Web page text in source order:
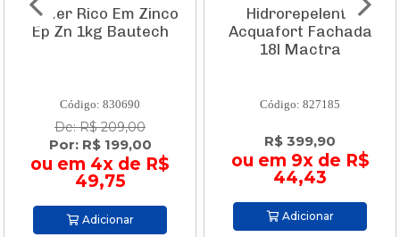
Primer Rico Em Zinco
Ep Zn 1kg Bautech
Código: 830690
De: R$ 209,00
Por: R$ 199,00
ou em 4x de R$
49,75
Adicionar
Hidrorepelente
Acquafort Fachada
18l Mactra
Código: 827185
R$ 399,90
ou em 9x de R$
44,43
Adicionar